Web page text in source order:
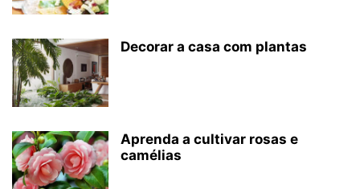
Decorar a casa com plantas
Aprenda a cultivar rosas e
camélias